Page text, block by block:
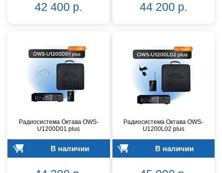
42 400 р. 44 200 р.
Радиосистема Октава OWS-
U1200D01 plus
В наличии
Радиосистема Октава OWS-
U1200L02 plus
В наличии